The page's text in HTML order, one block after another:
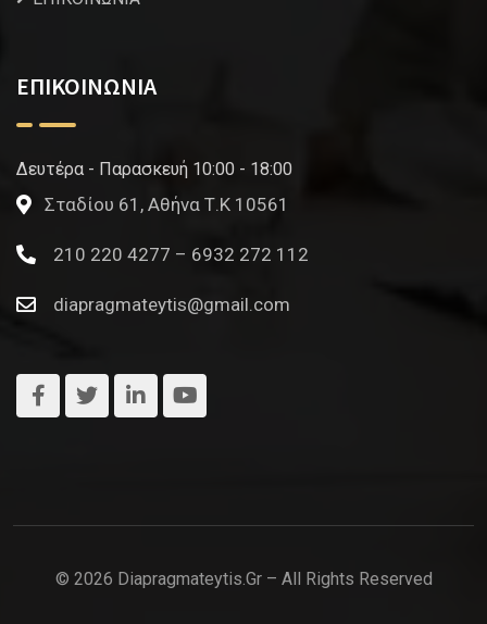
ΕΠΙΚΟΙΝΩΝΙΑ
Δευτέρα - Παρασκευή 10:00 - 18:00
Σταδίου 61, Αθήνα Τ.Κ 10561
210 220 4277 – 6932 272 112
diapragmateytis@gmail.com
© 2026 Diapragmateytis.gr – All Rights Reserved